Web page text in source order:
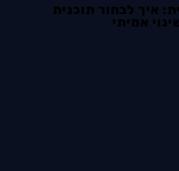
איך לבחור תוכנית
אמיתי